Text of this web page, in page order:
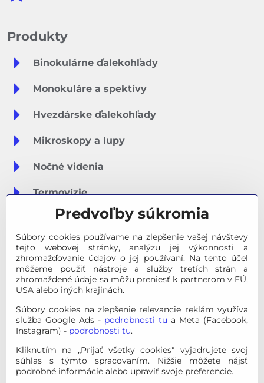
Produkty
Binokulárne ďalekohľady
Monokuláre a spektívy
Hvezdárske ďalekohľady
Mikroskopy a lupy
Nočné videnia
Termovízie
Meteostanice
Značky
Výpredaj
Tipy na darčeky
Poradňa - Ako si vybrať
© 2026 OPTINO s.r.o., všetky práva vyhradené. Všetky logá a
Predvoľby súkromia
Súbory cookies používame na zlepšenie vašej návštevy
tejto webovej stránky, analýzu jej výkonnosti a
zhromažďovanie údajov o jej používaní. Na tento účel
môžeme použiť nástroje a služby tretích strán a
zhromaždené údaje sa môžu preniesť k partnerom v EÚ,
USA alebo iných krajinách.
Súbory cookies na zlepšenie relevancie reklám využíva
služba Google Ads - podrobnosti tu a Meta (Facebook,
Instagram) - podrobnosti tu.
Kliknutím na „Prijať všetky cookies" vyjadrujete svoj
súhlas s týmto spracovaním. Nižšie môžete nájsť
podrobné informácie alebo upraviť svoje preferencie.